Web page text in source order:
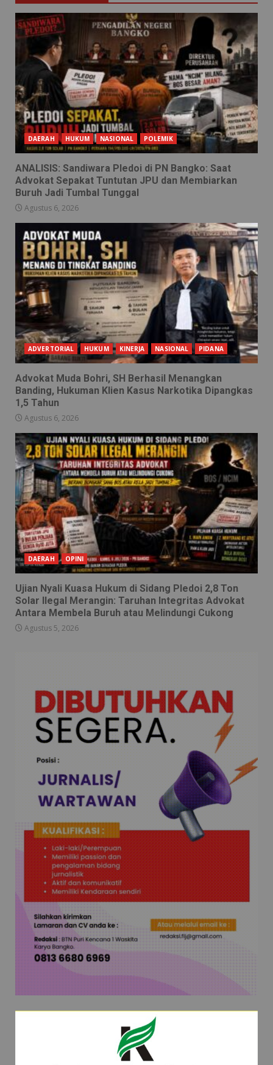
DAERAH HUKUM NASIONAL POLEMIK
ANALISIS: Sandiwara Pledoi di PN Bangko: Saat
Advokat Sepakat Tuntutan JPU dan Membiarkan
Buruh Jadi Tumbal Tunggal
Agustus 6, 2026
ADVERTORIAL HUKUM KINERJA NASIONAL PIDANA
Advokat Muda Bohri, SH Berhasil Menangkan
Banding, Hukuman Klien Kasus Narkotika Dipangkas
1,5 Tahun
Agustus 6, 2026
DAERAH OPINI
Ujian Nyali Kuasa Hukum di Sidang Pledoi 2,8 Ton
Solar Ilegal Merangin: Taruhan Integritas Advokat
Antara Membela Buruh atau Melindungi Cukong
Agustus 5, 2026